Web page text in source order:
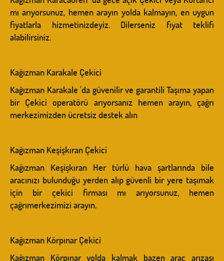
mı arıyorsunuz, hemen arayın yolda kalmayın, en uygun
fiyatlarla hizmetinizdeyiz. Dilerseniz fiyat teklifi
alabilirsiniz.
Kağızman Karakale Çekici
Kağızman Karakale 'da güvenilir ve garantili Taşıma yapan
bir Çekici operatörü arıyorsanız hemen arayın, çağrı
merkezimizden ücretsiz destek alın
Kağızman Keşişkıran Çekici
Kağızman Keşişkıran Her türlü hava şartlarında bile
aracınızı bulunduğu yerden alıp güvenli bir yere taşımak
için bir çekici firması mı arıyorsunuz, hemen
çağrımerkezimizi arayın.
Kağızman Körpınar Çekici
Kağızman Körpınar yolda kalmak bazen araç arızası